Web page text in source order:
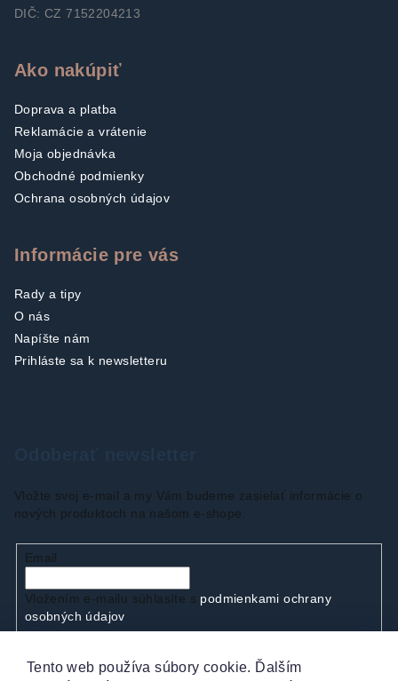
Tento web používa súbory cookie. Ďalším
DIČ: CZ 7152204213
Ako nakúpiť
Doprava a platba
Reklamácie a vrátenie
Moja objednávka
Obchodné podmienky
Ochrana osobných údajov
Informácie pre vás
Rady a tipy
O nás
Napíšte nám
Prihláste sa k newsletteru
Vložte svoj e-mail a my Vám budeme zasielať informácie o
nových produktoch na našom e-shope.
Email
Vložením e-mailu súhlasíte s podmienkami ochrany
osobných údajov
Prihlásiť sa